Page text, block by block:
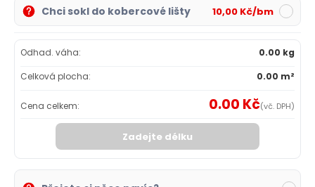
Chci sokl do kobercové lišty 10,00 Kč/bm
Odhad. váha:
0.00 kg
Celková plocha:
0.00 m²
Cena celkem: 0.00 Kč(vč. DPH)
Zadejte délku